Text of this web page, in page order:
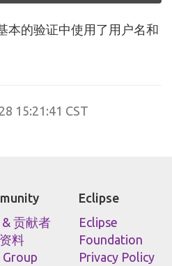
本的验证中使用了用户名和
15:21:41 CST
贡献者
料
Group
Eclipse
Eclipse
Foundation
Privacy Policy